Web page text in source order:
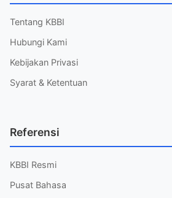
Tentang KBBI
Hubungi Kami
Kebijakan Privasi
Syarat & Ketentuan
Referensi
KBBI Resmi
Pusat Bahasa